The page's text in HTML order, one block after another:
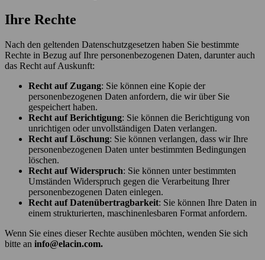
Ihre Rechte
Nach den geltenden Datenschutzgesetzen haben Sie bestimmte
Rechte in Bezug auf Ihre personenbezogenen Daten, darunter auch
das Recht auf Auskunft:
Recht auf Zugang: Sie können eine Kopie der
personenbezogenen Daten anfordern, die wir über Sie
gespeichert haben.
Recht auf Berichtigung: Sie können die Berichtigung von
unrichtigen oder unvollständigen Daten verlangen.
Recht auf Löschung: Sie können verlangen, dass wir Ihre
personenbezogenen Daten unter bestimmten Bedingungen
löschen.
Recht auf Widerspruch: Sie können unter bestimmten
Umständen Widerspruch gegen die Verarbeitung Ihrer
personenbezogenen Daten einlegen.
Recht auf Datenübertragbarkeit: Sie können Ihre Daten in
einem strukturierten, maschinenlesbaren Format anfordern.
Wenn Sie eines dieser Rechte ausüben möchten, wenden Sie sich
bitte an info@elacin.com.